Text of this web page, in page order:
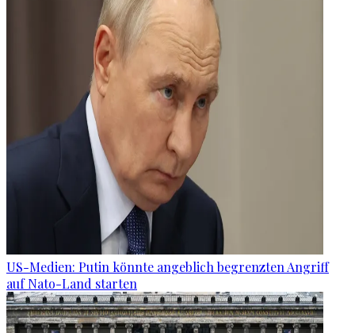
US-Medien: Putin könnte angeblich begrenzten Angriff
auf Nato-Land starten